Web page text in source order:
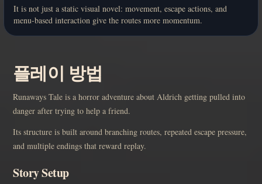
It is not just a static visual novel: movement, escape actions, and
menu-based interaction give the routes more momentum.
플레이 방법
Runaways Tale is a horror adventure about Aldrich getting pulled into
danger after trying to help a friend.
Its structure is built around branching routes, repeated escape pressure,
and multiple endings that reward replay.
Story Setup